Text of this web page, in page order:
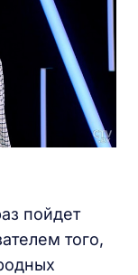
пойдет
того,